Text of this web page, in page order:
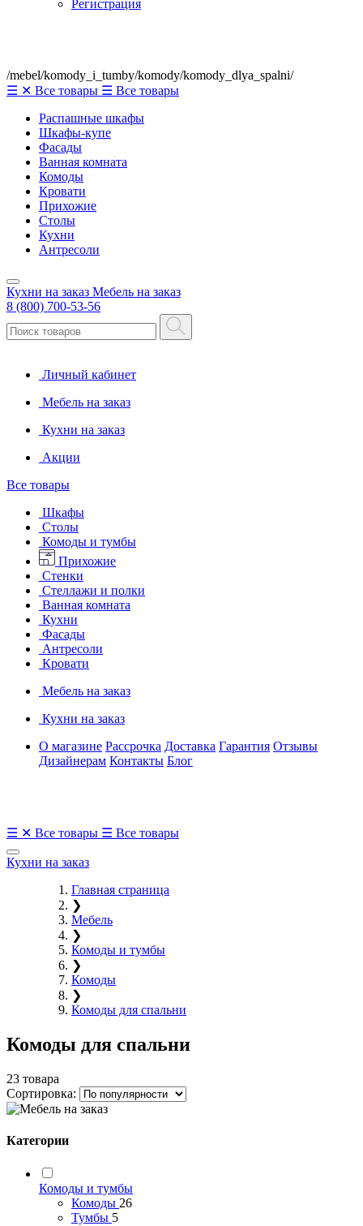
Регистрация
/mebel/komody_i_tumby/komody/komody_dlya_spalni/
☰ ✕ Все товары ☰ Все товары
Распашные шкафы
Шкафы-купе
Фасады
Ванная комната
Комоды
Кровати
Прихожие
Столы
Кухни
Антресоли
Кухни на заказ Мебель на заказ
8 (800) 700-53-56
Личный кабинет
Мебель на заказ
Кухни на заказ
Акции
Все товары
Шкафы
Столы
Комоды и тумбы
Прихожие
Стенки
Стеллажи и полки
Ванная комната
Кухни
Фасады
Антресоли
Кровати
Мебель на заказ
Кухни на заказ
О магазине Рассрочка Доставка Гарантия Отзывы
Дизайнерам Контакты Блог
☰ ✕ Все товары ☰ Все товары
Кухни на заказ
Главная страница
❯
Мебель
❯
Комоды и тумбы
❯
Комоды
❯
Комоды для спальни
Комоды для спальни
23 товара
Сортировка:
Категории
Комоды и тумбы
Комоды 26
Тумбы 5